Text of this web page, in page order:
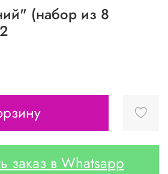
(набор из 8
заказ в Whatsapp